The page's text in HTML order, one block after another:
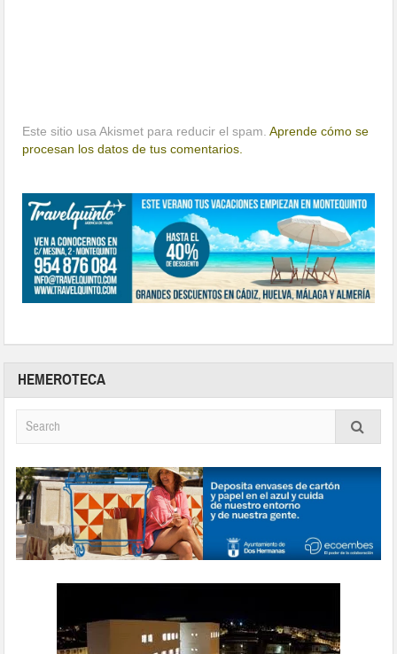
Este sitio usa Akismet para reducir el spam.Aprende cómo se
procesan los datos de tus comentarios.
HEMEROTECA